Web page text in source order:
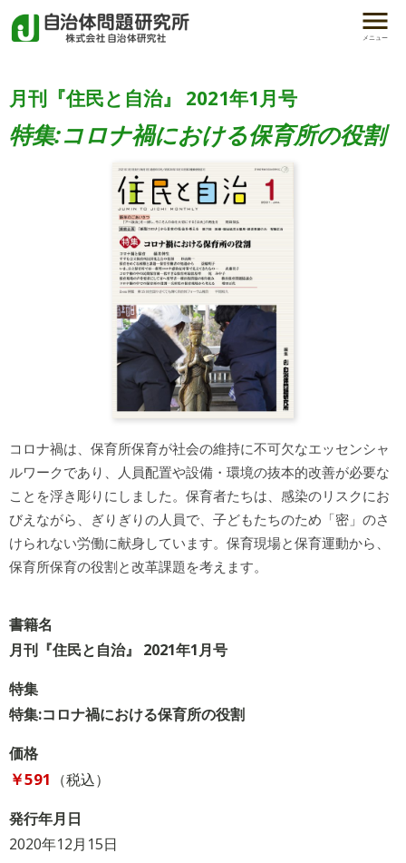
メニュー
月刊『住民と自治』 2021年1月号
特集:コロナ禍における保育所の役割
コロナ禍は、保育所保育が社会の維持に不可欠なエッセンシャ
ルワークであり、人員配置や設備・環境の抜本的改善が必要な
ことを浮き彫りにしました。保育者たちは、感染のリスクにお
びえながら、ぎりぎりの人員で、子どもたちのため「密」のさ
けられない労働に献身しています。保育現場と保育運動から、
保育所保育の役割と改革課題を考えます。
書籍名
月刊『住民と自治』 2021年1月号
特集
特集:コロナ禍における保育所の役割
価格
￥591 （税込）
発行年月日
2020年12月15日